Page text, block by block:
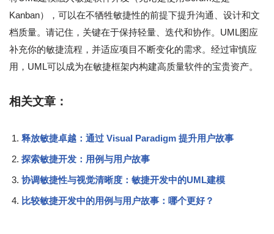
Kanban），可以在不牺牲敏捷性的前提下提升沟通、设计和文
档质量。请记住，关键在于保持轻量、迭代和协作。UML图应
补充你的敏捷流程，并适应项目不断变化的需求。经过审慎应
用，UML可以成为在敏捷框架内构建高质量软件的宝贵资产。
相关文章：
释放敏捷卓越：通过 Visual Paradigm 提升用户故事
探索敏捷开发：用例与用户故事
协调敏捷性与视觉清晰度：敏捷开发中的UML建模
比较敏捷开发中的用例与用户故事：哪个更好？